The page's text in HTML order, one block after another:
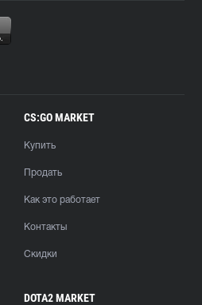
CS:GO MARKET
Купить
Продать
Как это работает
Контакты
Скидки
DOTA2 MARKET